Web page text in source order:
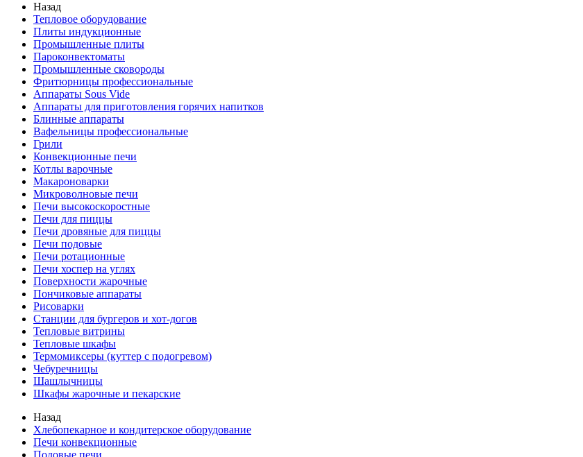
Назад
Тепловое оборудование
Плиты индукционные
Промышленные плиты
Пароконвектоматы
Промышленные сковороды
Фритюрницы профессиональные
Аппараты Sous Vide
Аппараты для приготовления горячих напитков
Блинные аппараты
Вафельницы профессиональные
Грили
Конвекционные печи
Котлы варочные
Макароноварки
Микроволновые печи
Печи высокоскоростные
Печи для пиццы
Печи дровяные для пиццы
Печи подовые
Печи ротационные
Печи хоспер на углях
Поверхности жарочные
Пончиковые аппараты
Рисоварки
Станции для бургеров и хот-догов
Тепловые витрины
Тепловые шкафы
Термомиксеры (куттер с подогревом)
Чебуречницы
Шашлычницы
Шкафы жарочные и пекарские
Назад
Хлебопекарное и кондитерское оборудование
Печи конвекционные
Подовые печи